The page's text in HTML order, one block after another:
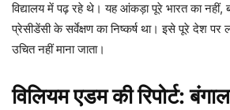
विद्यालय में पढ़ रहे थे। यह आंकड़ा पूरे भारत का
प्रेसीडेंसी के सर्वेक्षण का निष्कर्ष था। इसे पूरे देश पर
उचित नहीं माना जाता।
विलियम एडम की रिपोर्ट: